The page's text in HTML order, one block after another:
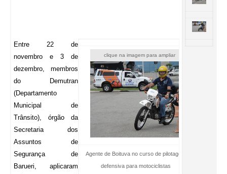
clique na imagem para ampliar
Agente de Boituva no curso de pilotagem
defensiva para motociclistas
Entre 22 de
novembro e 3 de
dezembro, membros
do Demutran
(Departamento
Municipal de
Trânsito), órgão da
Secretaria dos
Assuntos de
Segurança de
Barueri, aplicaram